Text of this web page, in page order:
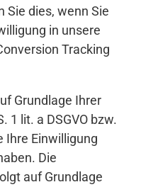
Sie dies, wenn Sie
in unsere
Tracking
Grundlage Ihrer
1 lit. a DSGVO bzw.
Ihre Einwilligung
Die
auf Grundlage